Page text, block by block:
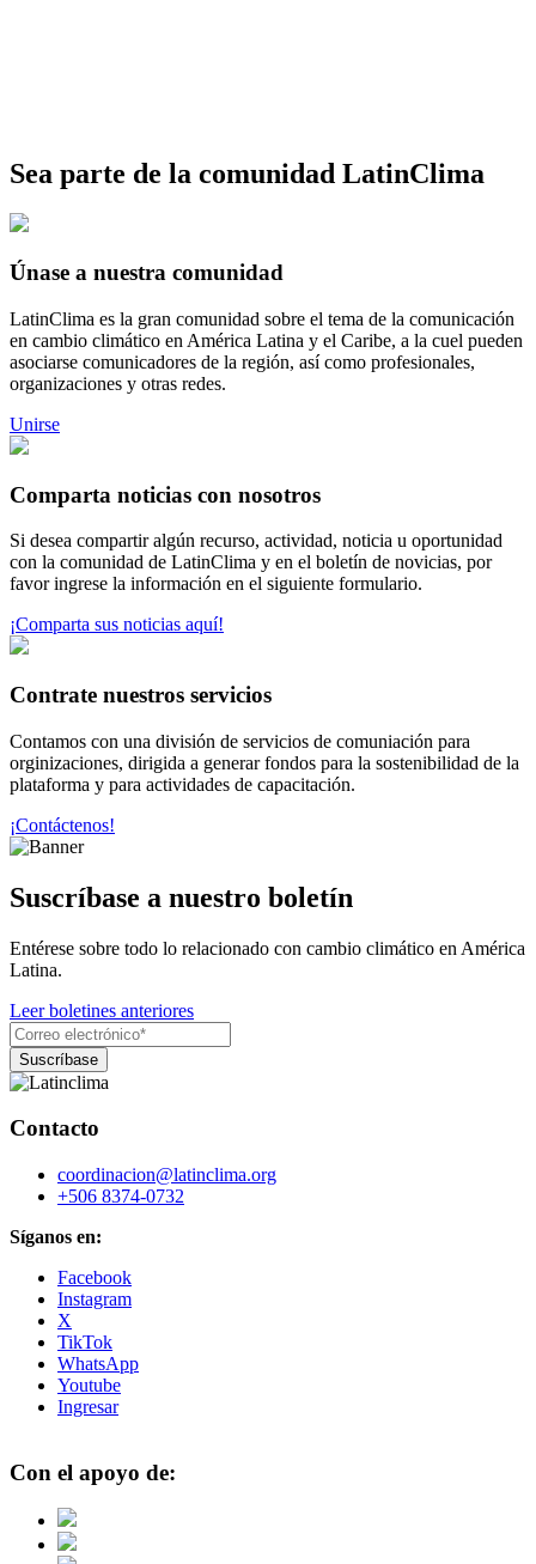
Sea parte de la comunidad LatinClima
Únase a nuestra comunidad
LatinClima es la gran comunidad sobre el tema de la comunicación
en cambio climático en América Latina y el Caribe, a la cuel pueden
asociarse comunicadores de la región, así como profesionales,
organizaciones y otras redes.
Unirse
Comparta noticias con nosotros
Si desea compartir algún recurso, actividad, noticia u oportunidad
con la comunidad de LatinClima y en el boletín de novicias, por
favor ingrese la información en el siguiente formulario.
¡Comparta sus noticias aquí!
Contrate nuestros servicios
Contamos con una división de servicios de comuniación para
orginizaciones, dirigida a generar fondos para la sostenibilidad de la
plataforma y para actividades de capacitación.
¡Contáctenos!
Suscríbase a nuestro boletín
Entérese sobre todo lo relacionado con cambio climático en América
Latina.
Leer boletines anteriores
Contacto
coordinacion@latinclima.org
+506 8374-0732
Síganos en:
Facebook
Instagram
X
TikTok
WhatsApp
Youtube
Ingresar
Con el apoyo de: